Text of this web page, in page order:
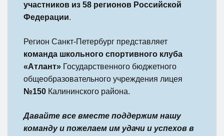
участников из 58 регионов Российской
Федерации.
Регион Санкт-Петербург представляет
команда школьного спортивного клуба
«Атлант» Государственного бюджетного
общеобразовательного учреждения лицея
№150 Калининского района.
Давайте все вместе поддержим нашу
команду и пожелаем им удачи и успехов в